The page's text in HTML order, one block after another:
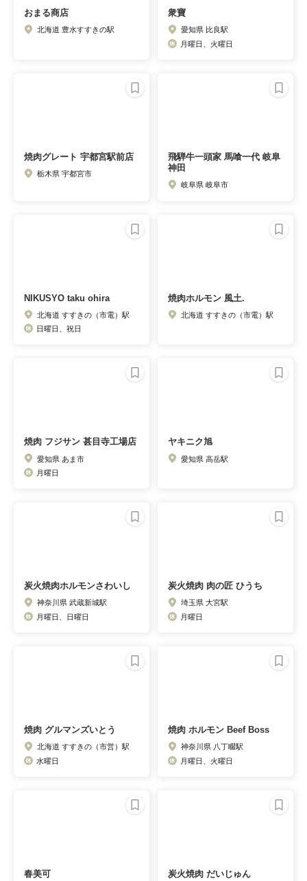
おまる商店
北海道 豊水すすきの駅
衆寶
愛知県 比良駅
月曜日、火曜日
焼肉グレート 宇都宮駅前店
栃木県 宇都宮市
飛騨牛一頭家 馬喰一代 岐阜
神田
岐阜県 岐阜市
NIKUSYO taku ohira
北海道 すすきの（市電）駅
日曜日、祝日
焼肉ホルモン 風土.
北海道 すすきの（市電）駅
焼肉 フジサン 甚目寺工場店
愛知県 あま市
月曜日
ヤキニク旭
愛知県 高岳駅
炭火焼肉ホルモンさわいし
神奈川県 武蔵新城駅
月曜日、日曜日
炭火焼肉 肉の匠 ひうち
埼玉県 大宮駅
月曜日
焼肉 グルマンズいとう
北海道 すすきの（市営）駅
水曜日
焼肉 ホルモン Beef Boss
神奈川県 八丁畷駅
月曜日、火曜日
春美可 炭火焼肉 だいじゅん